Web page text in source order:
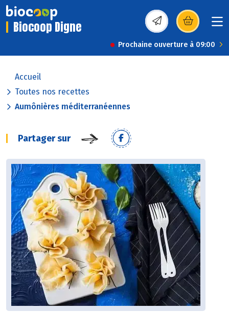
Biocoop Digne (s’ouvre dans une
Prochaine ouverture à 09:00
Accueil
Toutes nos recettes
Aumônières méditerranéennes
Partager sur